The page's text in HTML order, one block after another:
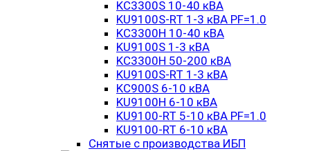
KC3300S 10-40 кВА
KU9100S-RT 1-3 кВА PF=1.0
KC3300H 10-40 кВА
KU9100S 1-3 кВА
KC3300H 50-200 кВА
KU9100S-RT 1-3 кВА
KC900S 6-10 кВА
KU9100H 6-10 кВА
KU9100-RT 5-10 кВА PF=1.0
KU9100-RT 6-10 кВА
Снятые с производства ИБП